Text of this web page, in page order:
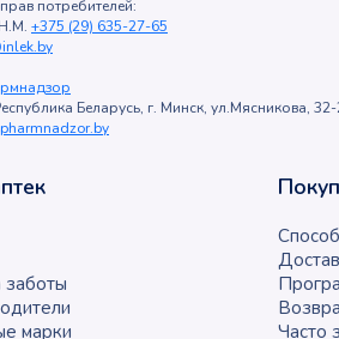
потребителей:
+375 (29) 635-27-65
Беларусь, г. Минск, ул.Мясникова,
марки
Часто